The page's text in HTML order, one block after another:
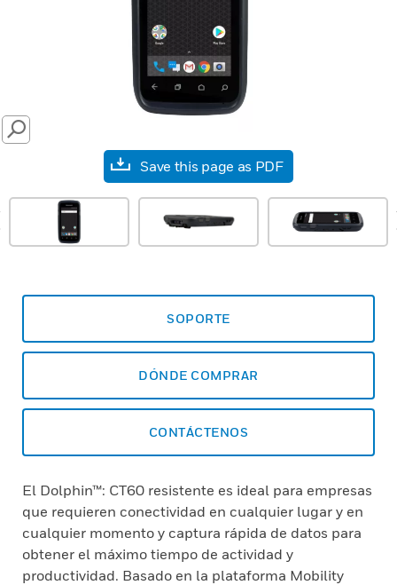
SEARCH
Save this page as PDF
SOPORTE
DÓNDE COMPRAR
CONTÁCTENOS
El Dolphin™: CT60 resistente es ideal para empresas
que requieren conectividad en cualquier lugar y en
cualquier momento y captura rápida de datos para
obtener el máximo tiempo de actividad y
productividad. Basado en la plataforma Mobility